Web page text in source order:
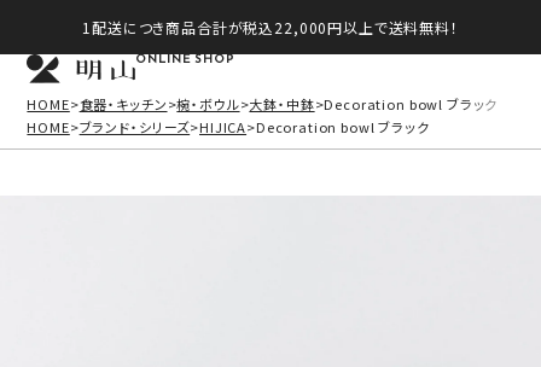
1配送につき商品合計が税込22,000円以上で送料無料！
ONLINE SHOP
HOME 食器・キッチン 椀・ボウル 大鉢・中鉢 Decoration bowl ブラック
HOME ブランド・シリーズ HIJICA Decoration bowl ブラック